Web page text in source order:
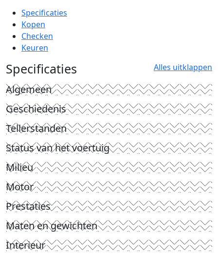
Specificaties
Kopen
Checken
Keuren
Specificaties Alles uitklappen
Algemeen
Geschiedenis
Tellerstanden
Status van het voertuig
Milieu
Motor
Prestaties
Maten en gewichten
Interieur